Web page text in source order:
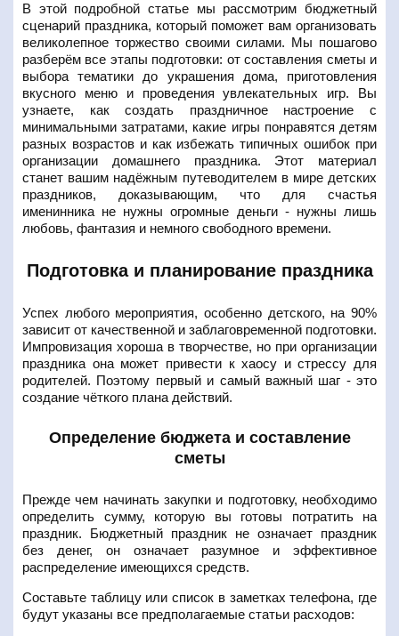
В этой подробной статье мы рассмотрим бюджетный
сценарий праздника, который поможет вам организовать
великолепное торжество своими силами. Мы пошагово
разберём все этапы подготовки: от составления сметы и
выбора тематики до украшения дома, приготовления
вкусного меню и проведения увлекательных игр. Вы
узнаете, как создать праздничное настроение с
минимальными затратами, какие игры понравятся детям
разных возрастов и как избежать типичных ошибок при
организации домашнего праздника. Этот материал
станет вашим надёжным путеводителем в мире детских
праздников, доказывающим, что для счастья
именинника не нужны огромные деньги - нужны лишь
любовь, фантазия и немного свободного времени.
Подготовка и планирование праздника
Успех любого мероприятия, особенно детского, на 90%
зависит от качественной и заблаговременной подготовки.
Импровизация хороша в творчестве, но при организации
праздника она может привести к хаосу и стрессу для
родителей. Поэтому первый и самый важный шаг - это
создание чёткого плана действий.
Определение бюджета и составление
сметы
Прежде чем начинать закупки и подготовку, необходимо
определить сумму, которую вы готовы потратить на
праздник. Бюджетный праздник не означает праздник
без денег, он означает разумное и эффективное
распределение имеющихся средств.
Составьте таблицу или список в заметках телефона, где
будут указаны все предполагаемые статьи расходов: